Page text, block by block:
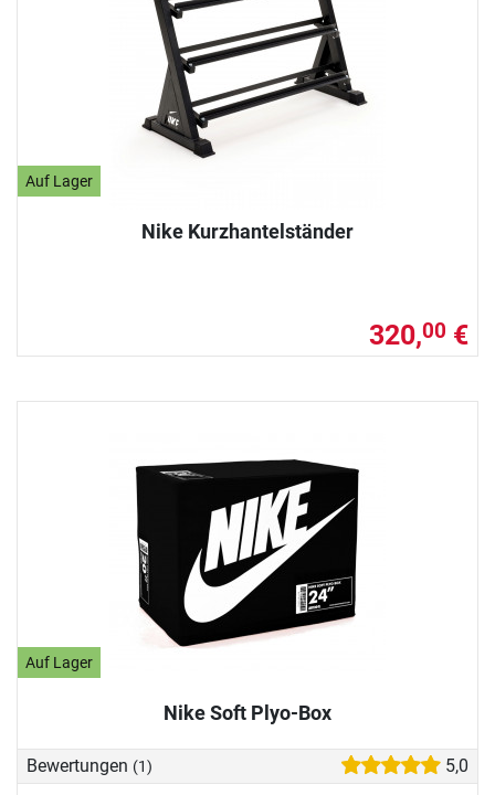
Auf Lager
Nike Kurzhantelständer
320,00 €
Auf Lager
Nike Soft Plyo-Box
Bewertungen (1) 5,0